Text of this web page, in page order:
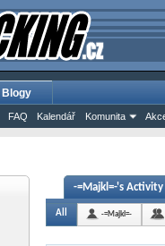
FAQ Kalendář Komunita
Blogy
-=Majkl=-'s Activity
All -=Majkl=-